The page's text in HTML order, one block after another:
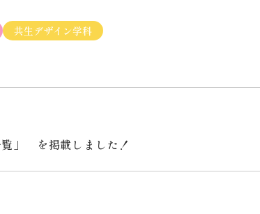
共生デザイン学科
」 を掲載しました！